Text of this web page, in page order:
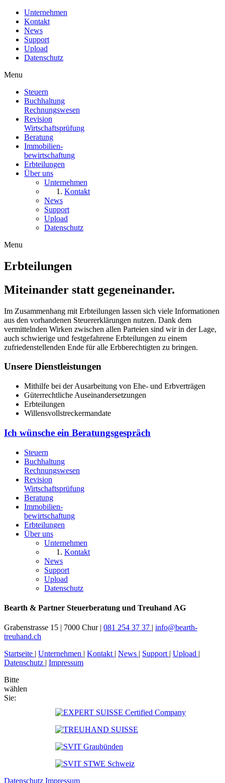
Unternehmen
Kontakt
News
Support
Upload
Datenschutz
Menu
Steuern
Buchhaltung
Rechnungswesen
Revision
Wirtschaftsprüfung
Beratung
Immobilien-
bewirtschaftung
Erbteilungen
Über uns
Unternehmen
Kontakt
News
Support
Upload
Datenschutz
Menu
Erbteilungen
Miteinander statt gegeneinander.
Im Zusammenhang mit Erbteilungen lassen sich viele Informationen
aus den vorhandenen Steuererklärungen nutzen. Dank dem
vermittelnden Wirken zwischen allen Parteien sind wir in der Lage,
auch schwierige und festgefahrene Erbteilungen zu einem
zufriedenstellenden Ende für alle Erbberechtigten zu bringen.
Unsere Dienstleistungen
Mithilfe bei der Ausarbeitung von Ehe- und Erbverträgen
Güterrechtliche Auseinandersetzungen
Erbteilungen
Willensvollstreckermandate
Ich wünsche ein Beratungsgespräch
Steuern
Buchhaltung
Rechnungswesen
Revision
Wirtschaftsprüfung
Beratung
Immobilien-
bewirtschaftung
Erbteilungen
Über uns
Unternehmen
Kontakt
News
Support
Upload
Datenschutz
Bearth & Partner Steuerberatung und Treuhand AG
Grabenstrasse 15 | 7000 Chur | 081 254 37 37 | info@bearth-
treuhand.ch
Startseite | Unternehmen | Kontakt | News | Support | Upload |
Datenschutz | Impressum
Bitte
wählen
Sie:
Datenschutz Impressum